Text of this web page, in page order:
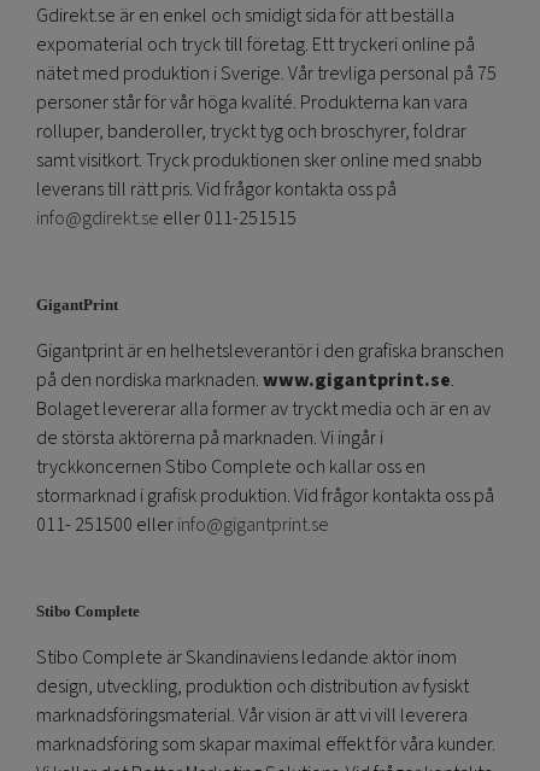
Gdirekt.se är en enkel och smidigt sida för att beställa
expomaterial och tryck till företag. Ett tryckeri online på
nätet med produktion i Sverige. Vår trevliga personal på 75
personer står för vår höga kvalité. Produkterna kan vara
rolluper, banderoller, tryckt tyg och broschyrer, foldrar
samt visitkort. Tryck produktionen sker online med snabb
leverans till rätt pris. Vid frågor kontakta oss på
info@gdirekt.se eller 011-251515
GigantPrint
Gigantprint är en helhetsleverantör i den grafiska branschen
på den nordiska marknaden.www.gigantprint.se.
Bolaget levererar alla former av tryckt media och är en av
de största aktörerna på marknaden. Vi ingår i
tryckkoncernen Stibo Complete och kallar oss en
stormarknad i grafisk produktion. Vid frågor kontakta oss på
011- 251500 ellerinfo@gigantprint.se
Stibo Complete
Stibo Complete är Skandinaviens ledande aktör inom
design, utveckling, produktion och distribution av fysiskt
marknadsföringsmaterial. Vår vision är att vi vill leverera
marknadsföring som skapar maximal effekt för våra kunder.